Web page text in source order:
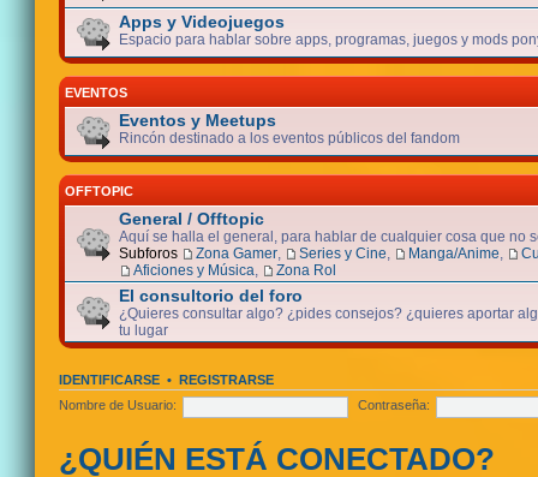
Apps y Videojuegos
Espacio para hablar sobre apps, programas, juegos y mods
EVENTOS
Eventos y Meetups
Rincón destinado a los eventos públicos del fandom
OFFTOPIC
General / Offtopic
Aquí se halla el general, para hablar de cualquier cosa que no
Subforos
Zona Gamer Series y Cine Manga/Anime
Aficiones y Música
Zona Rol
El consultorio del foro
¿Quieres consultar algo? ¿pides consejos? ¿quieres aportar
tu lugar
IDENTIFICARSE • REGISTRARSE
Nombre de Usuario:
Contraseña:
¿QUIÉN ESTÁ CONECTADO?